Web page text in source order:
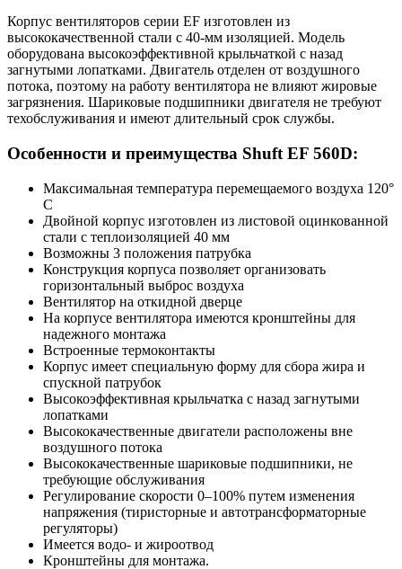
Корпус вентиляторов серии EF изготовлен из
высококачественной стали с 40-мм изоляцией. Модель
оборудована высокоэффективной крыльчаткой с назад
загнутыми лопатками. Двигатель отделен от воздушного
потока, поэтому на работу вентилятора не влияют жировые
загрязнения. Шариковые подшипники двигателя не требуют
техобслуживания и имеют длительный срок службы.
Особенности и преимущества Shuft EF 560D:
Максимальная температура перемещаемого воздуха 120°
С
Двойной корпус изготовлен из листовой оцинкованной
стали с теплоизоляцией 40 мм
Возможны 3 положения патрубка
Конструкция корпуса позволяет организовать
горизонтальный выброс воздуха
Вентилятор на откидной дверце
На корпусе вентилятора имеются кронштейны для
надежного монтажа
Встроенные термоконтакты
Корпус имеет специальную форму для сбора жира и
спускной патрубок
Высокоэффективная крыльчатка с назад загнутыми
лопатками
Высококачественные двигатели расположены вне
воздушного потока
Высококачественные шариковые подшипники, не
требующие обслуживания
Регулирование скорости 0–100% путем изменения
напряжения (тиристорные и автотрансформаторные
регуляторы)
Имеется водо- и жироотвод
Кронштейны для монтажа.